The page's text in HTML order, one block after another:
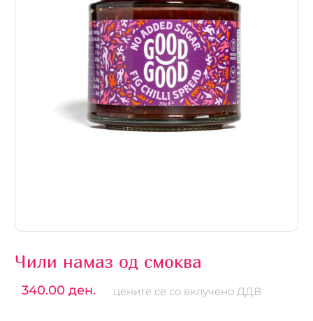
Чили намаз од смоква
340.00 ден. цените се со вклучено ДДВ